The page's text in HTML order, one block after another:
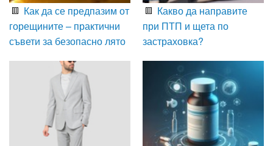
Как да се предпазим от
горещините – практични
съвети за безопасно лято
Какво да направите
при ПТП и щета по
застраховка?